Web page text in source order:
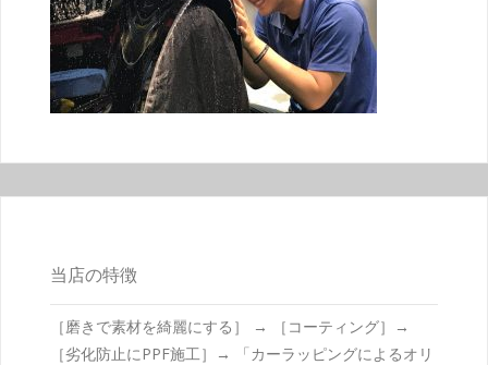
当店の特徴
［磨きで素材を綺麗にする］ → ［コーティング］→
［劣化防止にPPF施工］→ 「カーラッピングによるオリ